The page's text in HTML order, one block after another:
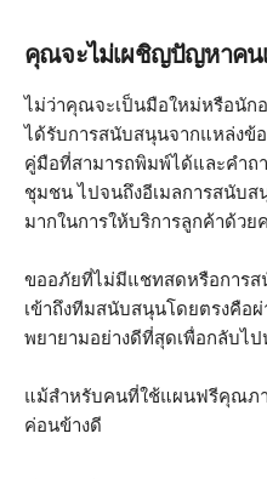
คุณจะไม่เผชิญปัญหาคน
ไม่ว่าคุณจะเป็นมือใหม่หรือนั
ได้รับการสนับสนุนจากแหล่งข้
คู่มือที่สามารถพิมพ์ได้และคำถ
ชุมชน ไปจนถึงอีเมลการสนับ
มากในการให้บริการลูกค้าด้วย
ขออภัยที่ไม่มีแชทสดหรือการส
เข้าถึงทีมสนับสนุนโดยตรงคือผ่
พยายามอย่างดีที่สุดเพื่อกลับไ
แม้สำหรับคนที่ใช้แผนฟรีคุณภ
ค่อนข้างดี